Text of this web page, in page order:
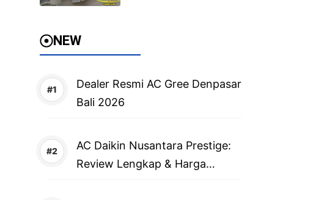
NEW
Dealer Resmi AC Gree Denpasar
Bali 2026
AC Daikin Nusantara Prestige:
Review Lengkap & Harga